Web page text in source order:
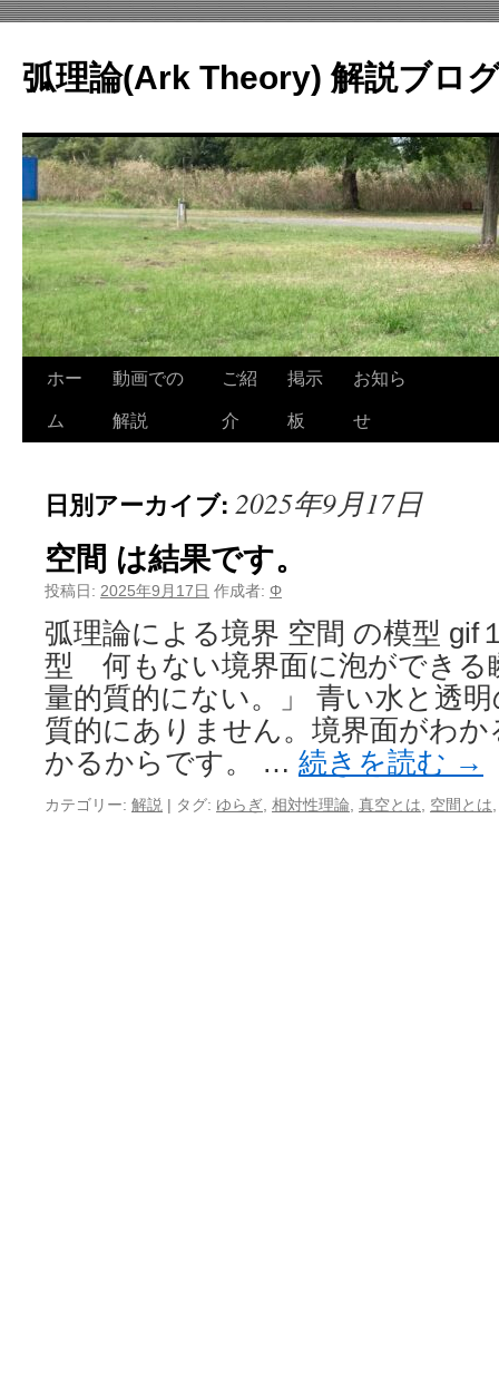
テ
ン
へ
ス
ッ
プ
弧理論(Ark Theory) 解説ブロ
ホー
ム
動画での
解説
ご紹
介
掲示
板
お知ら
せ
日別アーカイブ: 2025年9月17日
空間 は結果です。
投稿日: 2025年9月17日 作成者: Φ
弧理論による境界 空間 の模型
型 何もない境界面に泡ができる
量的質的にない。」 青い水と透
質的にありません。境界面がわ
かるからです。 … 続きを読む →
カテゴリー: 解説 | タグ: ゆらぎ 相対性理論 真空とは 空間とは